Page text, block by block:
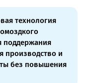
технология
поддержания
производство и
без повышения